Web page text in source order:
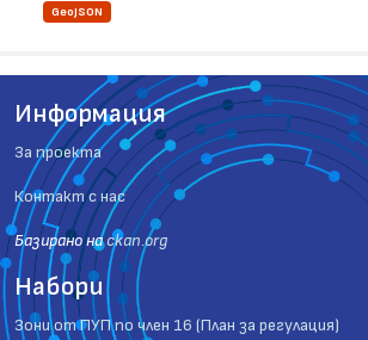
GeoJSON
Информация
За проекта
Контакт с нас
Базиранo наckan.org
Набори
Зони от ПУП по член 16 (План за регулация)